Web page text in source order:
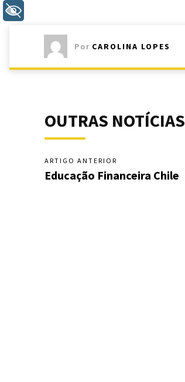
Por CAROLINA LOPES
OUTRAS NOTÍCIAS
ARTIGO ANTERIOR
Educação Financeira Chile